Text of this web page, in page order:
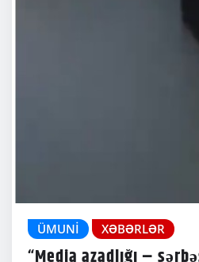
ÜMUNI XƏBƏRLƏR